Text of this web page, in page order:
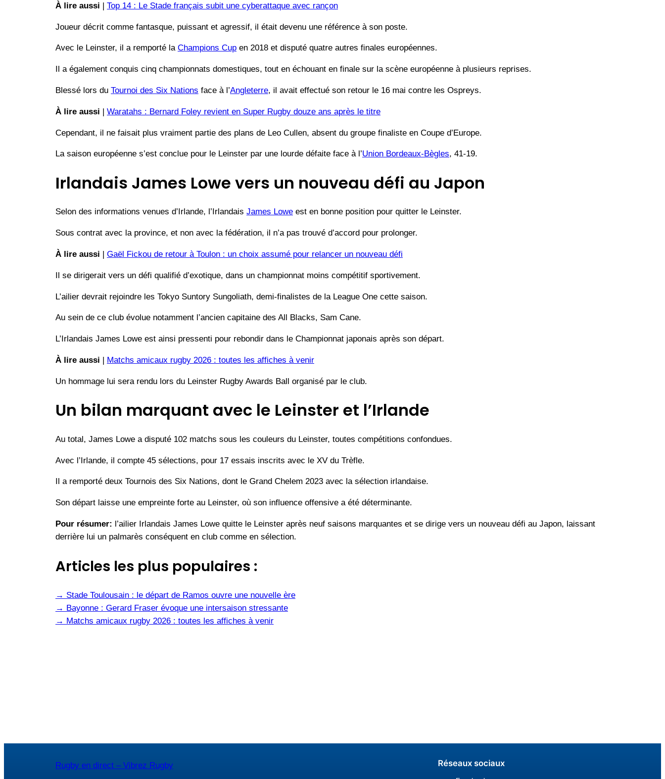
À lire aussi | Top 14 : Le Stade français subit une cyberattaque avec rançon
Joueur décrit comme fantasque, puissant et agressif, il était devenu une référence à son poste.
Avec le Leinster, il a remporté la Champions Cup en 2018 et disputé quatre autres finales européennes.
Il a également conquis cinq championnats domestiques, tout en échouant en finale sur la scène européenne à plusieurs reprises.
Blessé lors du Tournoi des Six Nations face à l’Angleterre, il avait effectué son retour le 16 mai contre les Ospreys.
À lire aussi | Waratahs : Bernard Foley revient en Super Rugby douze ans après le titre
Cependant, il ne faisait plus vraiment partie des plans de Leo Cullen, absent du groupe finaliste en Coupe d’Europe.
La saison européenne s’est conclue pour le Leinster par une lourde défaite face à l’Union Bordeaux-Bègles, 41-19.
Irlandais James Lowe vers un nouveau défi au Japon
Selon des informations venues d’Irlande, l’Irlandais James Lowe est en bonne position pour quitter le Leinster.
Sous contrat avec la province, et non avec la fédération, il n’a pas trouvé d’accord pour prolonger.
À lire aussi | Gaël Fickou de retour à Toulon : un choix assumé pour relancer un nouveau défi
Il se dirigerait vers un défi qualifié d’exotique, dans un championnat moins compétitif sportivement.
L’ailier devrait rejoindre les Tokyo Suntory Sungoliath, demi-finalistes de la League One cette saison.
Au sein de ce club évolue notamment l’ancien capitaine des All Blacks, Sam Cane.
L’Irlandais James Lowe est ainsi pressenti pour rebondir dans le Championnat japonais après son départ.
À lire aussi | Matchs amicaux rugby 2026 : toutes les affiches à venir
Un hommage lui sera rendu lors du Leinster Rugby Awards Ball organisé par le club.
Un bilan marquant avec le Leinster et l’Irlande
Au total, James Lowe a disputé 102 matchs sous les couleurs du Leinster, toutes compétitions confondues.
Avec l’Irlande, il compte 45 sélections, pour 17 essais inscrits avec le XV du Trèfle.
Il a remporté deux Tournois des Six Nations, dont le Grand Chelem 2023 avec la sélection irlandaise.
Son départ laisse une empreinte forte au Leinster, où son influence offensive a été déterminante.
Pour résumer: l’ailier Irlandais James Lowe quitte le Leinster après neuf saisons marquantes et se dirige vers un nouveau défi au Japon, laissant
derrière lui un palmarès conséquent en club comme en sélection.
Articles les plus populaires :
→ Stade Toulousain : le départ de Ramos ouvre une nouvelle ère
→ Bayonne : Gerard Fraser évoque une intersaison stressante
→ Matchs amicaux rugby 2026 : toutes les affiches à venir
Rugby en direct – Vibrez Rugby Réseaux sociaux